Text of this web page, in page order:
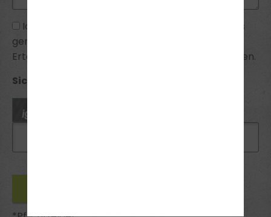
Ich habe die
zur Kenntnis
genommen und bin mit ihnen einverstanden.
Erteilte Einwilligungen kann ich jederzeit widerrufen.
Sicherheitsabfrage *: